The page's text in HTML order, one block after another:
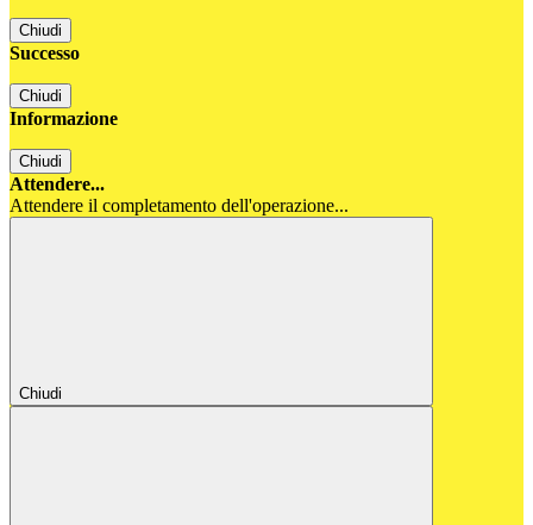
Chiudi
Successo
Chiudi
Informazione
Chiudi
Attendere...
Attendere il completamento dell'operazione...
Chiudi